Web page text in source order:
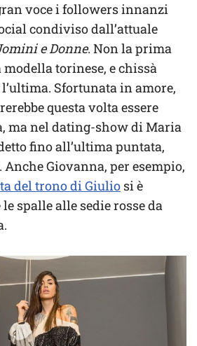
voce i followers innanzi
condiviso dall’attuale
e Donne. Non la prima
torinese, e chissà
Sfortunata in amore,
questa volta essere
ma nel dating-show di Maria
fino all’ultima puntata,
Giovanna, per esempio,
del trono di Giulio si è
spalle alle sedie rosse da